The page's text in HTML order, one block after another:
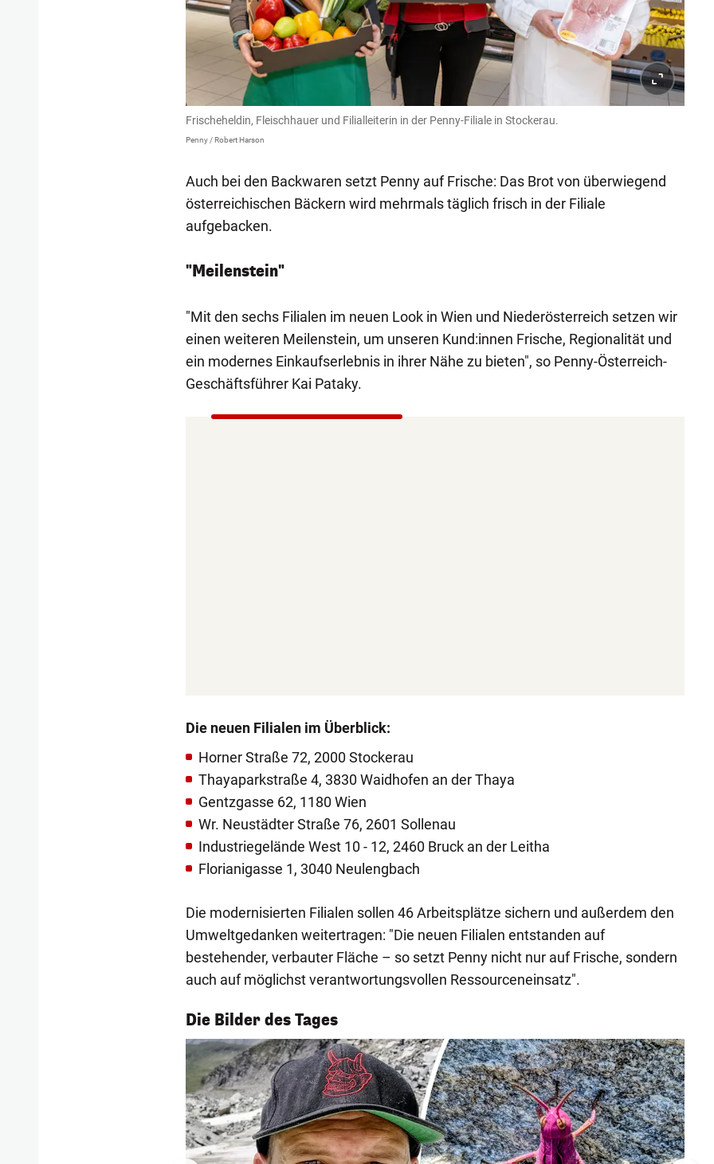
Frischeheldin, Fleischhauer und Filialleiterin in der Penny-Filiale in Stockerau.
Penny / Robert Harson
Auch bei den Backwaren setzt Penny auf Frische: Das Brot von überwiegend
österreichischen Bäckern wird mehrmals täglich frisch in der Filiale
aufgebacken.
"Meilenstein"
"Mit den sechs Filialen im neuen Look in Wien und Niederösterreich setzen wir
einen weiteren Meilenstein, um unseren Kund:innen Frische, Regionalität und
ein modernes Einkaufserlebnis in ihrer Nähe zu bieten", so Penny-Österreich-
Geschäftsführer Kai Pataky.
Die neuen Filialen im Überblick:
Horner Straße 72, 2000 Stockerau
Thayaparkstraße 4, 3830 Waidhofen an der Thaya
Gentzgasse 62, 1180 Wien
Wr. Neustädter Straße 76, 2601 Sollenau
Industriegelände West 10 - 12, 2460 Bruck an der Leitha
Florianigasse 1, 3040 Neulengbach
Die modernisierten Filialen sollen 46 Arbeitsplätze sichern und außerdem den
Umweltgedanken weitertragen: "Die neuen Filialen entstanden auf
bestehender, verbauter Fläche – so setzt Penny nicht nur auf Frische, sondern
auch auf möglichst verantwortungsvollen Ressourceneinsatz".
Die Bilder des Tages
1/54